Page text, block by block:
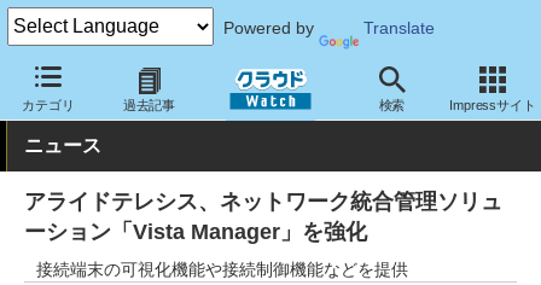
Powered by Translate
カテゴリ 過去記事 検索 Impressサイト
クラウド Watch ネットワーク ネットソフト
ニュース
アライドテレシス、ネットワーク統合管理ソリュ
ーション「Vista Manager」を強化
接続端末の可視化機能や接続制御機能などを提供